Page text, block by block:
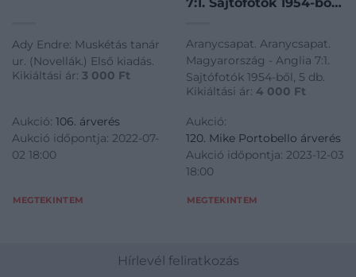
Ady Endre: Muskétás tanár
ur. (Novellák.) Első kiadás.
Kikiáltási ár: 3 000 Ft
Aukció: 106. árverés
Aukció időpontja: 2022-07-
02 18:00
MEGTEKINTEM
7:1. Sajtófotók 1954-ből,
Aranycsapat. Aranycsapat.
Magyarország - Anglia 7:1.
Sajtófotók 1954-ből, 5 db.
Kikiáltási ár: 4 000 Ft
Aukció:
120. Mike Portobello árverés
Aukció időpontja: 2023-12-03
18:00
MEGTEKINTEM
Hírlevél feliratkozás